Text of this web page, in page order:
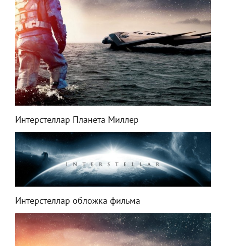
Интерстеллар Планета Миллер
Интерстеллар обложка фильма